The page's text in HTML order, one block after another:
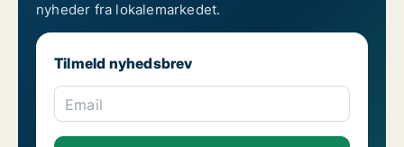
nyheder fra lokalemarkedet.
Tilmeld nyhedsbrev
Email